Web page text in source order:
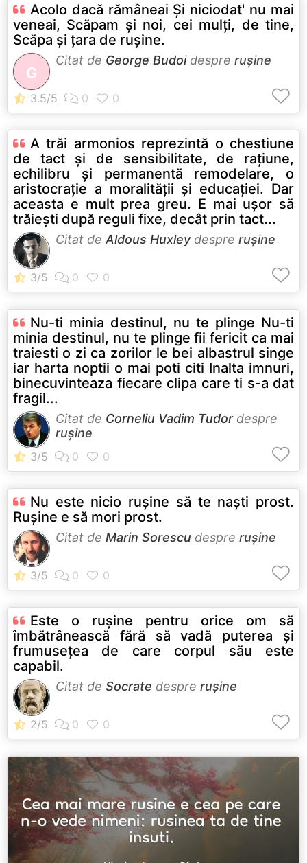
Acolo dacă rămâneai Şi niciodat' nu mai
veneai, Scăpam şi noi, cei mulţi, de tine,
Scăpa şi ţara de ruşine.
G
Citat de George Budoidespre rușine
A trăi armonios reprezintă o chestiune
de tact şi de sensibilitate, de raţiune,
echilibru şi permanentă remodelare, o
aristocraţie a moralităţii şi educaţiei. Dar
aceasta e mult prea greu. E mai uşor să
trăieşti după reguli fixe, decât prin tact...
Citat de Aldous Huxleydespre rușine
Nu-ti minia destinul, nu te plinge Nu-ti
minia destinul, nu te plinge fii fericit ca mai
traiesti o zi ca zorilor le bei albastrul singe
iar harta noptii o mai poti citi Inalta imnuri,
binecuvinteaza fiecare clipa care ti s-a dat
fragil...
Citat de Corneliu Vadim Tudordespre
rușine
Nu este nicio ruşine să te naşti prost.
Ruşine e să mori prost.
Citat de Marin Sorescu despre rușine
Este o ruşine pentru orice om să
îmbătrânească fără să vadă puterea şi
frumuseţea de care corpul său este
capabil.
Citat de Socrate despre rușine